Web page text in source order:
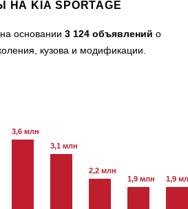
KIA SPORTAGE
основании 3 124 объявлений о
кузова и модификации.
3,6 млн
3,1 млн
2,2 млн
1,9 млн
1,9